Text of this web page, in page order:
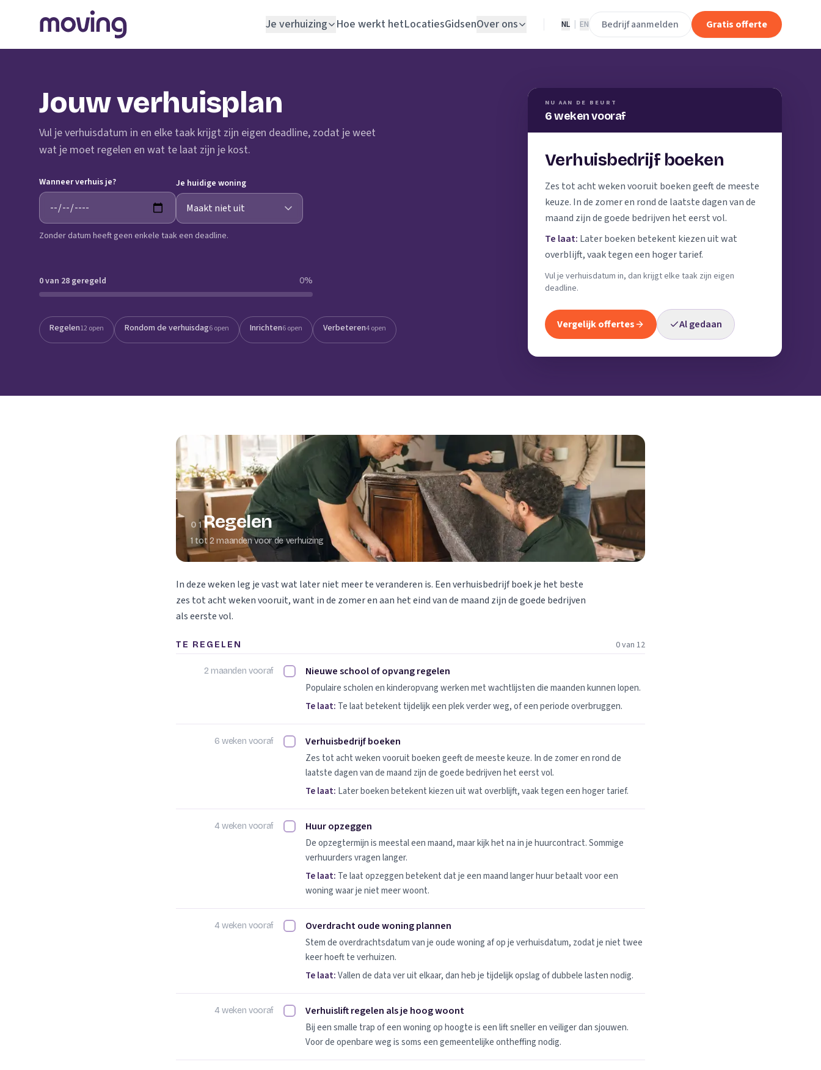
Je verhuizing
Opslagruimte
Schoonmaakbedrijf
Schildersbedrijf
Klusjesman
Loodgieter
Slotenmaker
Hoe werkt hetLocatiesGidsenOver ons NL EN Bedrijf aanmelden Gratis offerte
Jouw verhuisplan
Vul je verhuisdatum in en elke taak krijgt zijn eigen deadline, zodat je weet
wat je moet regelen en wat te laat zijn je kost.
Wanneer verhuis je? Je huidige woning
Zonder datum heeft geen enkele taak een deadline.
NU AAN DE BEURT
6 weken vooraf
Verhuisbedrijf boeken
Zes tot acht weken vooruit boeken geeft de meeste
keuze. In de zomer en rond de laatste dagen van de
maand zijn de goede bedrijven het eerst vol.
Te laat: Later boeken betekent kiezen uit wat
overblijft, vaak tegen een hoger tarief.
Vul je verhuisdatum in, dan krijgt elke taak zijn eigen
deadline.
Vergelijk offertes Al gedaan
0 van 28 geregeld 0%
Regelen12 open Rondom de verhuisdag6 open Inrichten6 open Verbeteren4 open
01Regelen
1 tot 2 maanden voor de verhuizing
In deze weken leg je vast wat later niet meer te veranderen is. Een verhuisbedrijf boek je het beste
zes tot acht weken vooruit, want in de zomer en aan het eind van de maand zijn de goede bedrijven
als eerste vol.
TE REGELEN 0 van 12
2 maanden vooraf Nieuwe school of opvang regelen afvinken
Nieuwe school of opvang regelen
Populaire scholen en kinderopvang werken met wachtlijsten die maanden kunnen lopen.
Te laat: Te laat betekent tijdelijk een plek verder weg, of een periode overbruggen.
6 weken vooraf Verhuisbedrijf boeken afvinken
Verhuisbedrijf boeken
Zes tot acht weken vooruit boeken geeft de meeste keuze. In de zomer en rond de
laatste dagen van de maand zijn de goede bedrijven het eerst vol.
Te laat: Later boeken betekent kiezen uit wat overblijft, vaak tegen een hoger tarief.
4 weken vooraf Huur opzeggen afvinken
Huur opzeggen
De opzegtermijn is meestal een maand, maar kijk het na in je huurcontract. Sommige
verhuurders vragen langer.
Te laat: Te laat opzeggen betekent dat je een maand langer huur betaalt voor een
woning waar je niet meer woont.
4 weken vooraf Overdracht oude woning plannen afvinken
Overdracht oude woning plannen
Stem de overdrachtsdatum van je oude woning af op je verhuisdatum, zodat je niet twee
keer hoeft te verhuizen.
Te laat:Vallen de data ver uit elkaar, dan heb je tijdelijk opslag of dubbele lasten nodig.
4 weken vooraf Verhuislift regelen als je hoog woont afvinken
Verhuislift regelen als je hoog woont
Bij een smalle trap of een woning op hoogte is een lift sneller en veiliger dan sjouwen.
Voor de openbare weg is soms een gemeentelijke ontheffing nodig.